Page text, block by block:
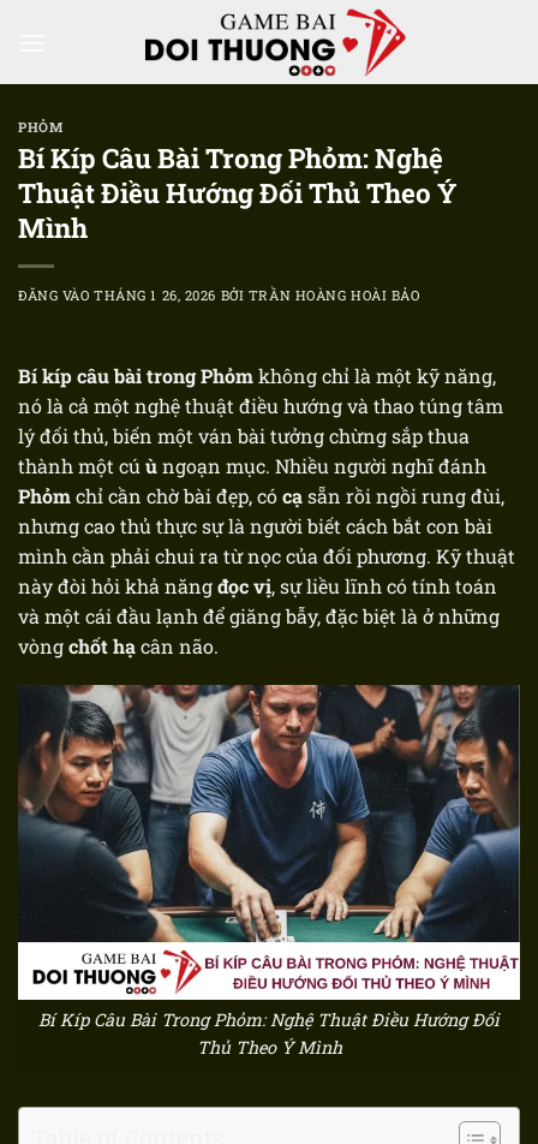
PHỎM
Bí Kíp Câu Bài Trong Phỏm: Nghệ
Thuật Điều Hướng Đối Thủ Theo Ý
Mình
ĐĂNG VÀOTHÁNG 1 26, 2026 BỞI TRẦN HOÀNG HOÀI BẢO
Bí kíp câu bài trong Phỏmkhông chỉ là một kỹ năng,
nó là cả một nghệ thuật điều hướng và thao túng tâm
lý đối thủ, biến một ván bài tưởng chừng sắp thua
thành một cú ùngoạn mục. Nhiều người nghĩ đánh
Phỏmchỉ cần chờ bài đẹp, cócạsẵn rồi ngồi rung đùi,
nhưng cao thủ thực sự là người biết cách bắt con bài
mình cần phải chui ra từ nọc của đối phương. Kỹ thuật
này đòi hỏi khả năngđọc vị, sự liều lĩnh có tính toán
và một cái đầu lạnh để giăng bẫy, đặc biệt là ở những
vòngchốt hạcân não.
Bí Kíp Câu Bài Trong Phỏm: Nghệ Thuật Điều Hướng Đối
Thủ Theo Ý Mình